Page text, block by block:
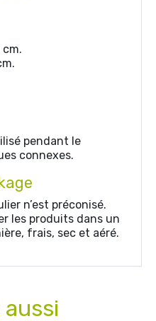
pendant le
connexes.
n’est préconisé.
les produits dans un
frais, sec et aéré.